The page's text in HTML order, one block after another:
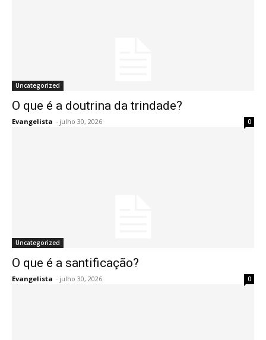
Uncategorized
O que é a doutrina da trindade?
Evangelista - julho 30, 2026 0
Uncategorized
O que é a santificação?
Evangelista - julho 30, 2026 0